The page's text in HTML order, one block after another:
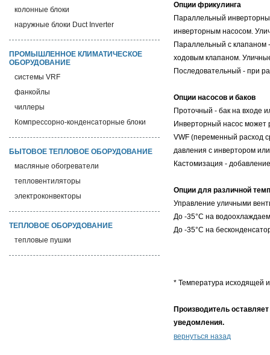
колонные блоки
наружные блоки Duct Inverter
ПРОМЫШЛЕННОЕ КЛИМАТИЧЕСКОЕ
ОБОРУДОВАНИЕ
системы VRF
фанкойлы
чиллеры
Компрессорно-конденсаторные блоки
БЫТОВОЕ ТЕПЛОВОЕ ОБОРУДОВАНИЕ
масляные обогреватели
тепловентиляторы
электроконвекторы
ТЕПЛОВОЕ ОБОРУДОВАНИЕ
тепловые пушки
Опции фрикулинга
Параллельный
инверторным насосом.
Параллельный с клапаном
ходовым клапаном.
Последовательный - при
Опции насосов и баков
Проточный - бак на входе
Инверторный насос может
VWF (переменный расход
давления с инвертором
Кастомизация -
Опции для различной
Управление уличными
До -35°C на
До -35°C на
* Температура исходящей
Производитель
уведомления.
вернуться назад